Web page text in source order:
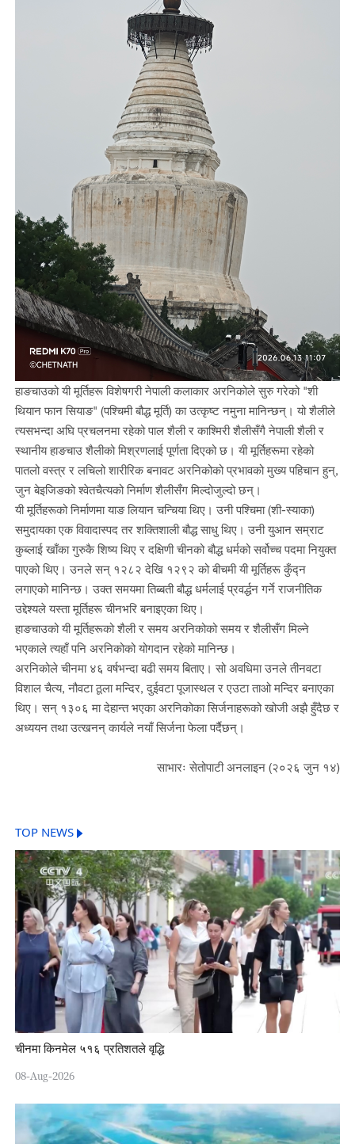
हाङचाउको यी मूर्तिहरू विशेषगरी नेपाली कलाकार अरनिकोले सुरु गरेको "शी
थियान फान सियाङ" (पश्चिमी बौद्ध मूर्ति) का उत्कृष्ट नमुना मानिन्छन्। यो शैलीले
त्यसभन्दा अघि प्रचलनमा रहेको पाल शैली र काश्मिरी शैलीसँगै नेपाली शैली र
स्थानीय हाङचाउ शैलीको मिश्रणलाई पूर्णता दिएको छ। यी मूर्तिहरूमा रहेको
पातलो वस्त्र र लचिलो शारीरिक बनावट अरनिकोको प्रभावको मुख्य पहिचान हुन्,
जुन बेइजिङको श्वेतचैत्यको निर्माण शैलीसँग मिल्दोजुल्दो छन्।
यी मूर्तिहरूको निर्माणमा याङ लियान चन्चिया थिए। उनी पश्चिमा (शी-स्याका)
समुदायका एक विवादास्पद तर शक्तिशाली बौद्ध साधु थिए। उनी युआन सम्राट
कुब्लाई खाँका गुरुकै शिष्य थिए र दक्षिणी चीनको बौद्ध धर्मको सर्वोच्च पदमा नियुक्त
पाएको थिए। उनले सन् १२८२ देखि १२९२ को बीचमी यी मूर्तिहरू कुँद्न
लगाएको मानिन्छ। उक्त समयमा तिब्बती बौद्ध धर्मलाई प्रवर्द्धन गर्ने राजनीतिक
उद्देश्यले यस्ता मूर्तिहरू चीनभरि बनाइएका थिए।
हाङचाउको यी मूर्तिहरूको शैली र समय अरनिकोको समय र शैलीसँग मिल्ने
भएकाले त्यहाँ पनि अरनिकोको योगदान रहेको मानिन्छ।
अरनिकोले चीनमा ४६ वर्षभन्दा बढी समय बिताए। सो अवधिमा उनले तीनवटा
विशाल चैत्य, नौवटा ठूला मन्दिर, दुईवटा पूजास्थल र एउटा ताओ मन्दिर बनाएका
थिए। सन् १३०६ मा देहान्त भएका अरनिकोका सिर्जनाहरूको खोजी अझै हुँदैछ र
अध्ययन तथा उत्खनन् कार्यले नयाँ सिर्जना फेला पर्दैछन्।
साभारः सेतोपाटी अनलाइन (२०२६ जुन १४)
TOP NEWS
चीनमा किनमेल ५१६ प्रतिशतले वृद्धि
08-Aug-2026